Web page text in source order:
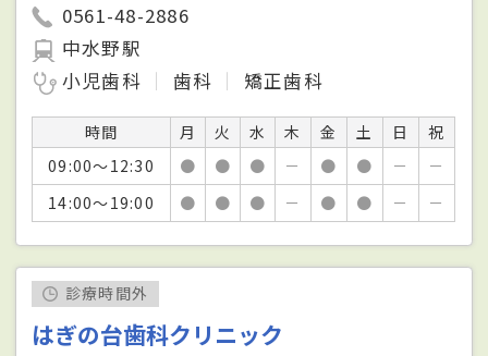
0561-48-2886
中水野駅
小児歯科
歯科 矯正歯科
時間 月 火 水 木 金 土 日
祝
09:00～12:30
● ● ● － ● ● －
－
14:00～19:00
● ● ● － ● ● － －
診療時間外
はぎの台歯科クリニック